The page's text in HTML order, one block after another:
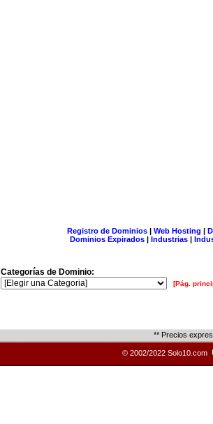
Registro de Dominios| Web Hosting |
Dominios Expirados | Industrias |
Categorías de Dominio:
[Pág.
** Precios
© 2002/2022 Solo10.com